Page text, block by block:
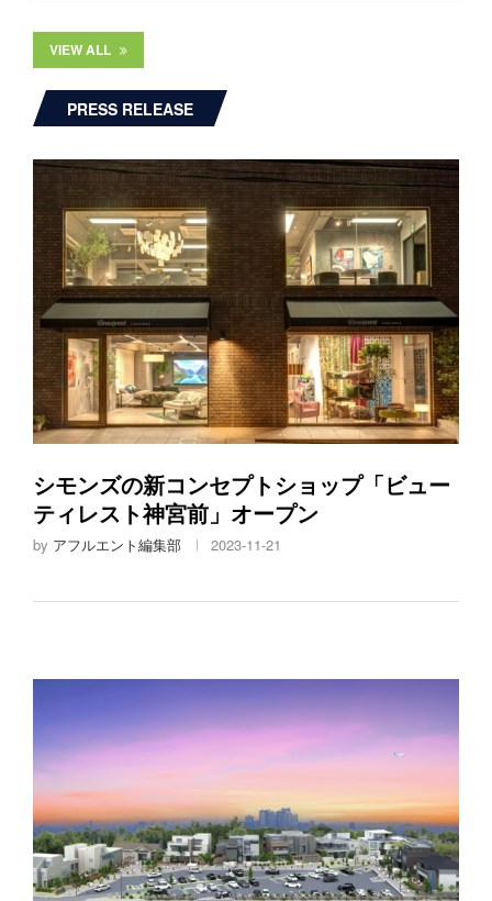
VIEW ALL
PRESS RELEASE
シモンズの新コンセプトショップ「ビュー
ティレスト神宮前」オープン
by アフルエント編集部 2023-11-21